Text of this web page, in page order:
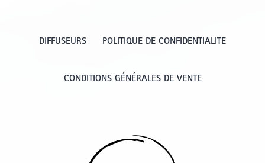
DIFFUSEURS POLITIQUE DE CONFIDENTIALITE
CONDITIONS GÉNÉRALES DE VENTE